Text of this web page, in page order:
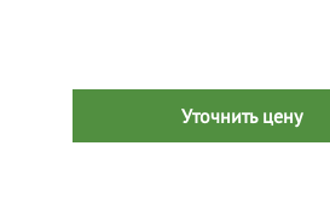
Уточнить цену